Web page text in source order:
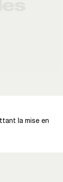
la mise en